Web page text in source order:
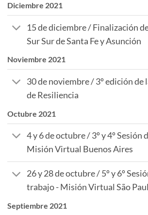
Diciembre 2021
15 de diciembre / Finalización
Sur Sur de Santa Fe y Asunción
Noviembre 2021
30 de noviembre / 3º edición de
de Resiliencia
Octubre 2021
4 y 6 de octubre / 3º y 4º Sesión
Misión Virtual Buenos Aires
26 y 28 de octubre / 5º y 6º
trabajo - Misión Virtual São
Septiembre 2021